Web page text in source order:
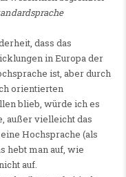
dass das
in Europa der
ist, aber durch
orientierten
blieb, würde ich es
außer vielleicht das
Hochsprache (als
hebt man auf, wie
auf.